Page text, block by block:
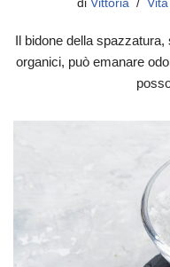
di Vittoria
Il bidone della
organici, può emanare